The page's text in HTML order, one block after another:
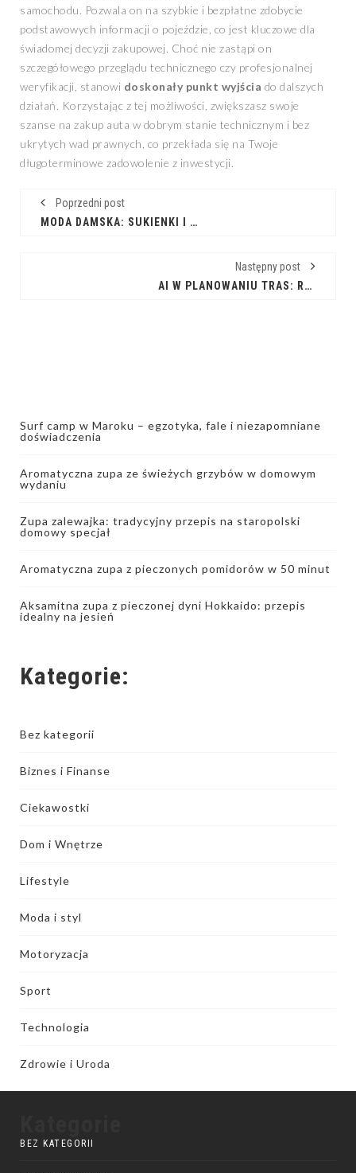
samochodu. Pozwala on na szybkie i bezpłatne zdobycie
podstawowych informacji o pojeździe, co jest kluczowe dla
świadomej decyzji zakupowej. Choć nie zastąpi on
szczegółowego przeglądu technicznego czy profesjonalnej
weryfikacji, stanowi doskonały punkt wyjścia do dalszych
działań. Korzystając z tej możliwości, zwiększasz swoje
szanse na zakup auta w dobrym stanie technicznym i bez
ukrytych wad prawnych, co przekłada się na Twoje
długoterminowe zadowolenie z inwestycji.
Poprzedni post
MODA DAMSKA: SUKIENKI I SPÓDNICE – TWÓJ STYL
Następny post
AI W PLANOWANIU TRAS: REWOLUCJA W LOGISTYCE
Surf camp w Maroku – egzotyka, fale i niezapomniane
doświadczenia
Aromatyczna zupa ze świeżych grzybów w domowym
wydaniu
Zupa zalewajka: tradycyjny przepis na staropolski
domowy specjał
Aromatyczna zupa z pieczonych pomidorów w 50 minut
Aksamitna zupa z pieczonej dyni Hokkaido: przepis
idealny na jesień
Kategorie:
Bez kategorii
Biznes i Finanse
Ciekawostki
Dom i Wnętrze
Lifestyle
Moda i styl
Motoryzacja
Sport
Technologia
Zdrowie i Uroda
BEZ KATEGORII